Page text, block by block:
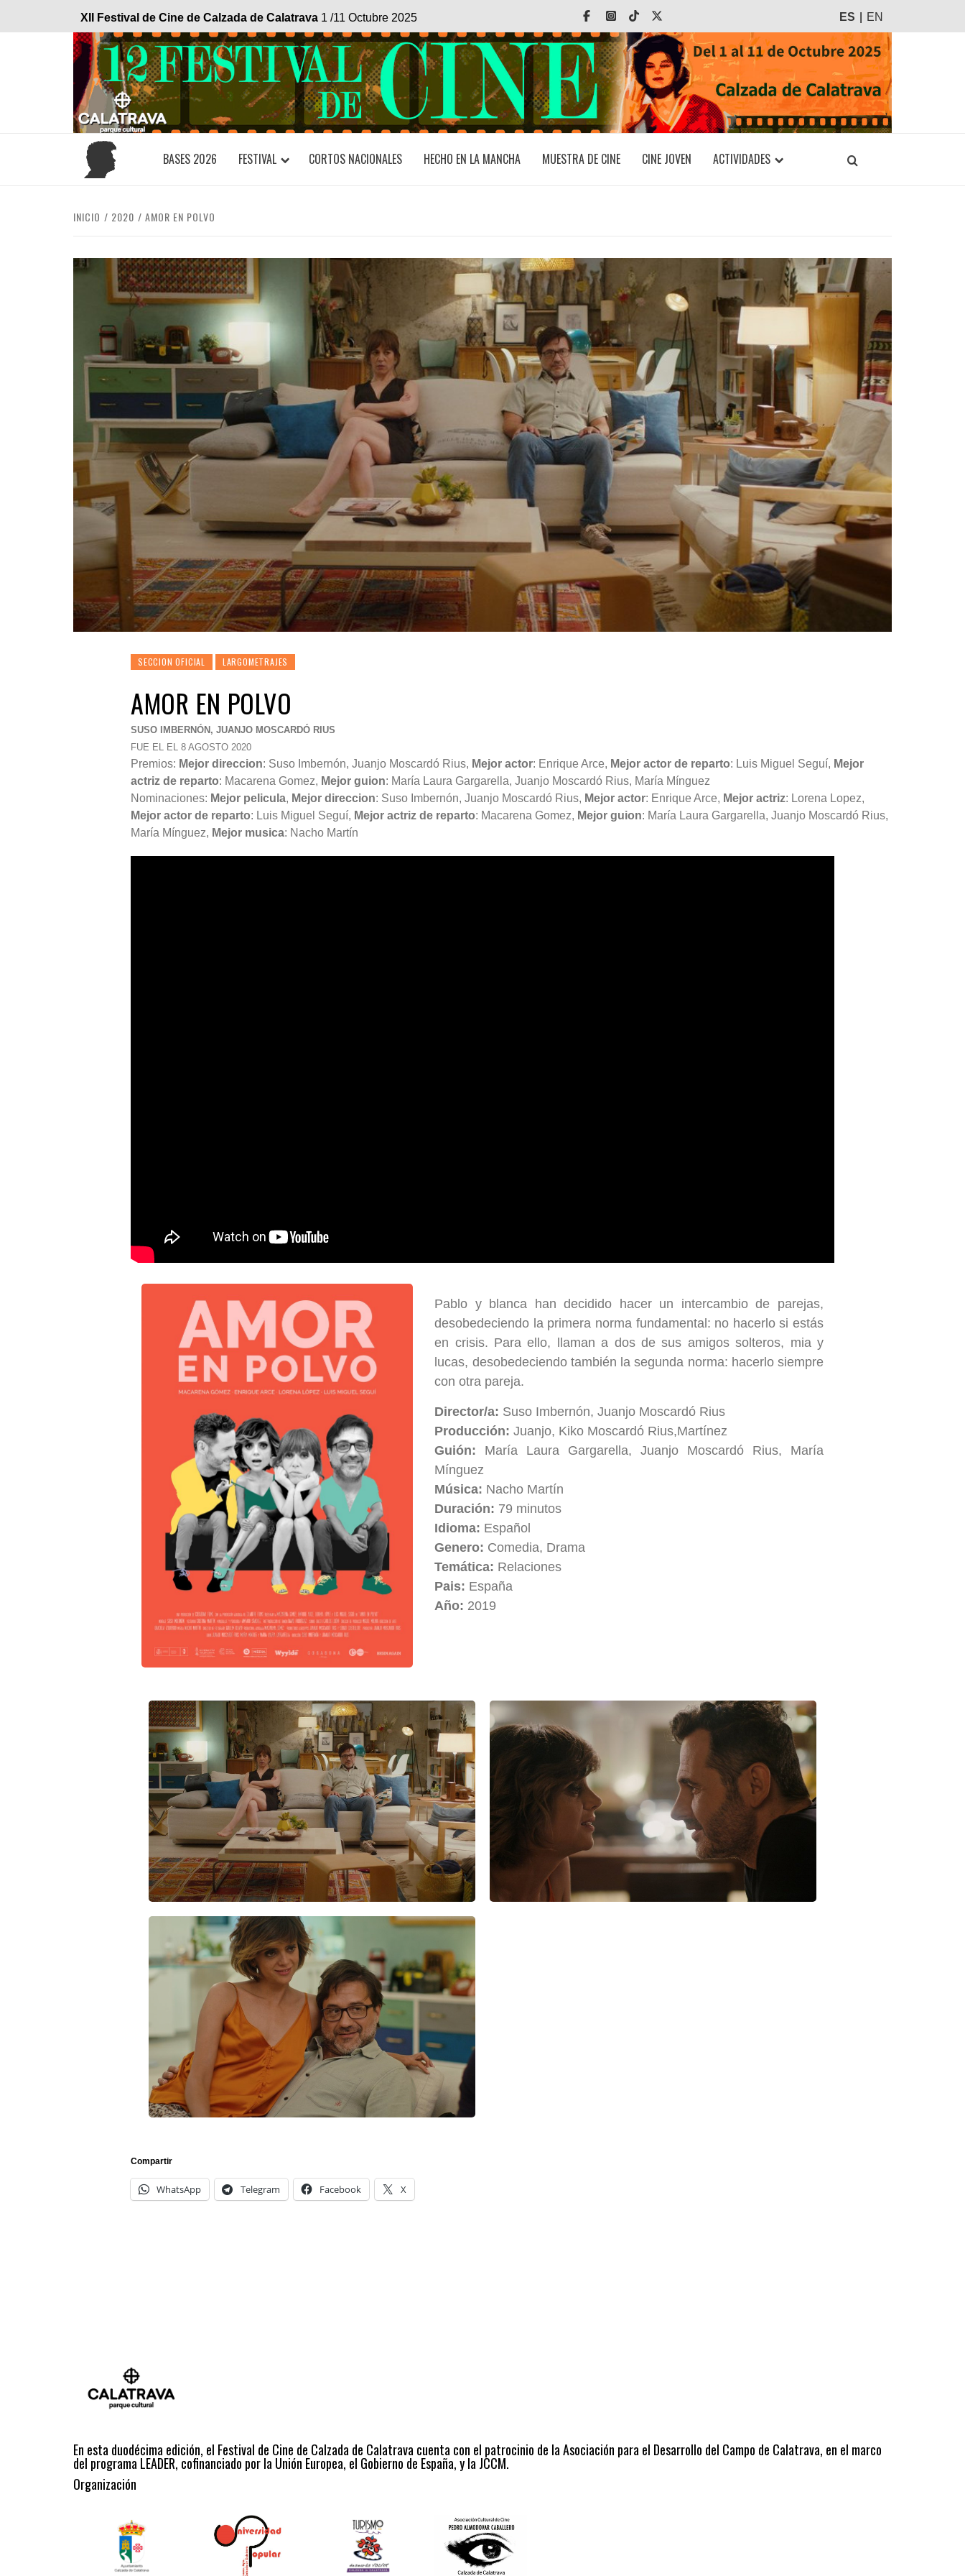
XII Festival de Cine de Calzada de Calatrava 1 /11 Octubre 2025 FacebookInstagram
Tiktok ES EN
BASES 2026 FESTIVAL CORTOS NACIONALES HECHO EN LA MANCHA MUESTRA DE CINE CINE JOVEN ACTIVIDADES
INICIO 2020 AMOR EN POLVO
SECCION OFICIAL LARGOMETRAJES
AMOR EN POLVO
SUSO IMBERNÓN, JUANJO MOSCARDÓ RIUS
FUE EL EL 8 AGOSTO 2020
Premios: Mejor direccion: Suso Imbernón, Juanjo Moscardó Rius, Mejor actor: Enrique Arce, Mejor actor de reparto: Luis Miguel Seguí, Mejor
actriz de reparto: Macarena Gomez, Mejor guion: María Laura Gargarella, Juanjo Moscardó Rius, María Mínguez
Nominaciones: Mejor pelicula, Mejor direccion: Suso Imbernón, Juanjo Moscardó Rius, Mejor actor: Enrique Arce, Mejor actriz: Lorena Lopez,
Mejor actor de reparto: Luis Miguel Seguí, Mejor actriz de reparto: Macarena Gomez, Mejor guion: María Laura Gargarella, Juanjo Moscardó Rius,
María Mínguez, Mejor musica: Nacho Martín
Pablo y blanca han decidido hacer un intercambio de parejas,
desobedeciendo la primera norma fundamental: no hacerlo si estás
en crisis. Para ello, llaman a dos de sus amigos solteros, mia y
lucas, desobedeciendo también la segunda norma: hacerlo siempre
con otra pareja.
Director/a: Suso Imbernón, Juanjo Moscardó Rius
Producción:Juanjo, Kiko Moscardó Rius,Martínez
Guión: María Laura Gargarella, Juanjo Moscardó Rius, María
Mínguez
Música: Nacho Martín
Duración: 79 minutos
Idioma: Español
Genero: Comedia, Drama
Temática: Relaciones
Pais: España
Año: 2019
Compartir
WhatsApp Telegram Facebook X
En esta duodécima edición, el Festival de Cine de Calzada de Calatrava cuenta con el patrocinio de la Asociación para el Desarrollo del Campo de Calatrava, en el marco
del programa LEADER, cofinanciado por la Unión Europea, el Gobierno de España, y la JCCM.
Organización